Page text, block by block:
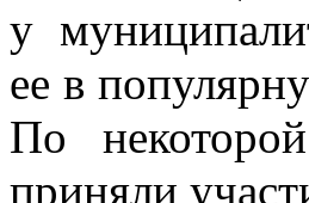
у
ее в
По
приняли